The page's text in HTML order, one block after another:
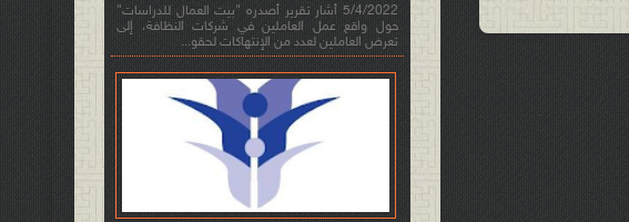
5/4/2022 أشار تقرير أصدره "بيت العمال للدراسات"
حول واقع عمل العاملين في شركات النظافة، إلى
تعرض العاملين لعدد من الإنتهاكات لحقو...